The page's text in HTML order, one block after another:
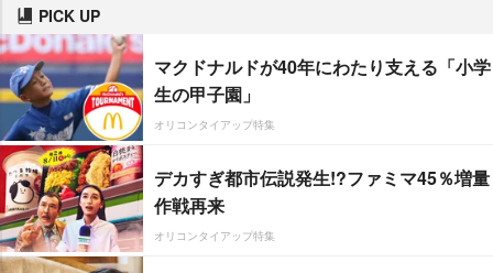
PICK UP
マクドナルドが40年にわたり支える「小学
生の甲子園」
オリコンタイアップ特集
デカすぎ都市伝説発生!?ファミマ45％増量
作戦再来
オリコンタイアップ特集